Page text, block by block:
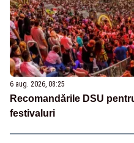
6 aug. 2026, 08:25
Recomandările DSU
festivaluri